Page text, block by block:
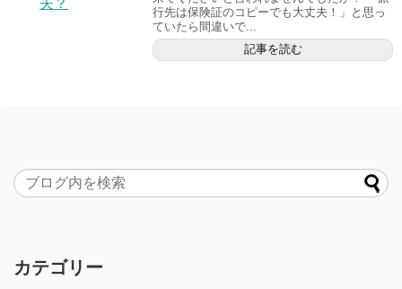
行先は保険証のコピーでも大丈夫！」と思っ
ていたら間違いで...
記事を読む
カテゴリー